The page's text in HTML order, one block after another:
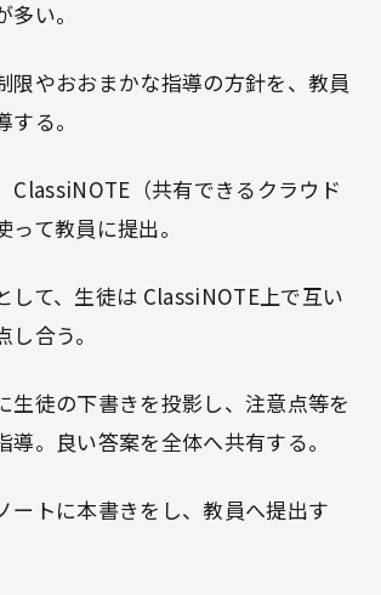
い。
やおおまかな指導の方針を、教員
る。
（共有できるクラウド
て教員に提出。
て、生徒は ClassiNOTE上で互い
合う。
徒の下書きを投影し、注意点等を
導。良い答案を全体へ共有する。
トに本書きをし、教員へ提出す